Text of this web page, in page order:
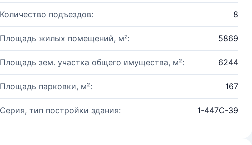
Количество подъездов: 8
Площадь жилых помещений, м²: 5869
Площадь зем. участка общего имущества, м²: 6244
Площадь парковки, м²: 167
Серия, тип постройки здания: 1-447С-39